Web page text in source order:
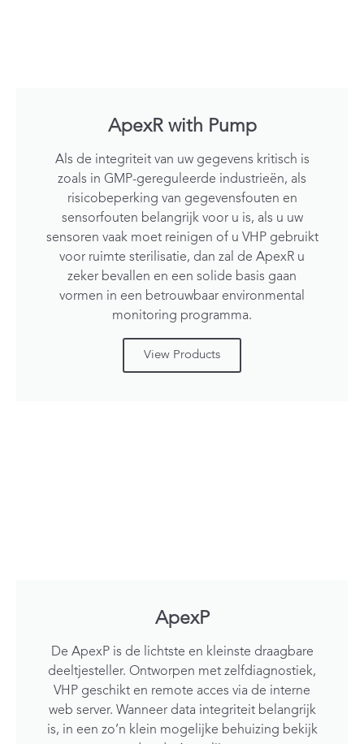
ApexR with Pump
Als de integriteit van uw gegevens kritisch is
zoals in GMP-gereguleerde industrieën, als
risicobeperking van gegevensfouten en
sensorfouten belangrijk voor u is, als u uw
sensoren vaak moet reinigen of u VHP gebruikt
voor ruimte sterilisatie, dan zal de ApexR u
zeker bevallen en een solide basis gaan
vormen in een betrouwbaar environmental
monitoring programma.
View Products
ApexP
De ApexP is de lichtste en kleinste draagbare
deeltjesteller. Ontworpen met zelfdiagnostiek,
VHP geschikt en remote acces via de interne
web server. Wanneer data integriteit belangrijk
is, in een zo’n klein mogelijke behuizing bekijk